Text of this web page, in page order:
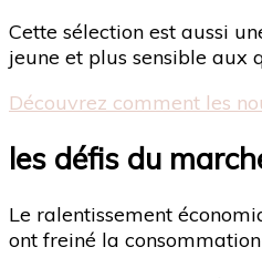
Cette sélection est aussi
jeune et plus sensible aux
Découvrez comment les
les défis du
Le ralentissement
ont freiné la